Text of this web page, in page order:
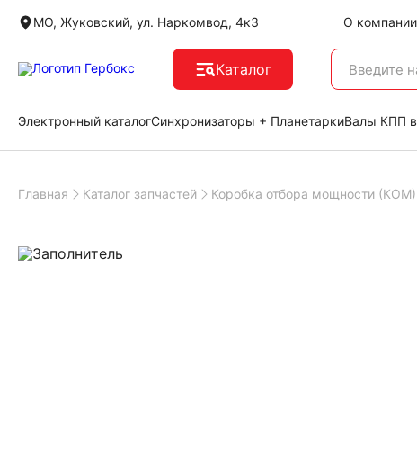
МО, Жуковский, ул. Наркомвод, 4к3 О компании
Каталог
Электронный каталогСинхронизаторы + ПланетаркиВалы КПП
Главная Каталог запчастей Коробка отбора мощности (КОМ)